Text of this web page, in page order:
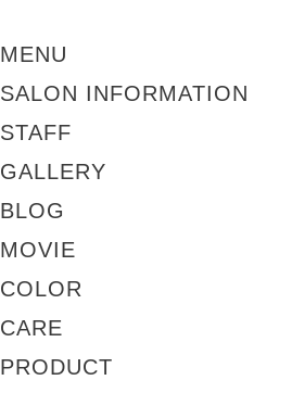
MENU
SALON INFORMATION
STAFF
GALLERY
BLOG
MOVIE
COLOR
CARE
PRODUCT